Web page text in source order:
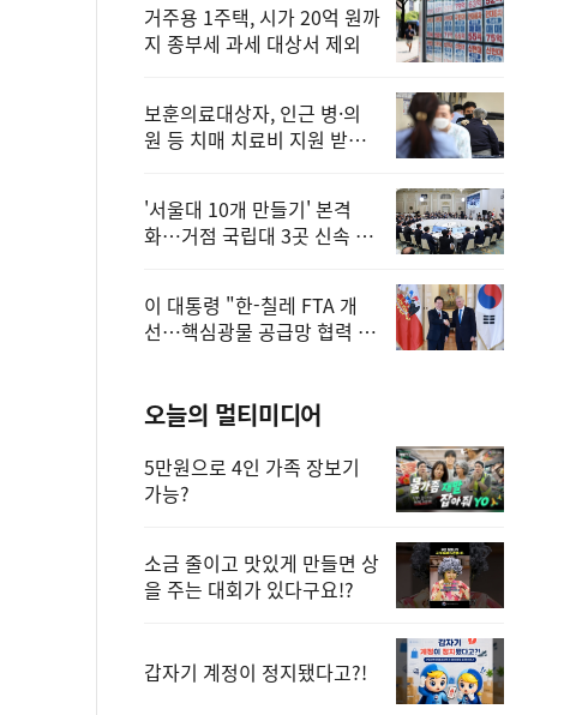
거주용 1주택, 시가 20억 원까
지 종부세 과세 대상서 제외
보훈의료대상자, 인근 병·의
원 등 치매 치료비 지원 받을
'서울대 10개 만들기' 본격
화…거점 국립대 3곳 신속 선
이 대통령 "한-칠레 FTA 개
선…핵심광물 공급망 협력 더
오늘의 멀티미디어
5만원으로 4인 가족 장보기
가능?
소금 줄이고 맛있게 만들면 상
을 주는 대회가 있다구요!?
갑자기 계정이 정지됐다고?!